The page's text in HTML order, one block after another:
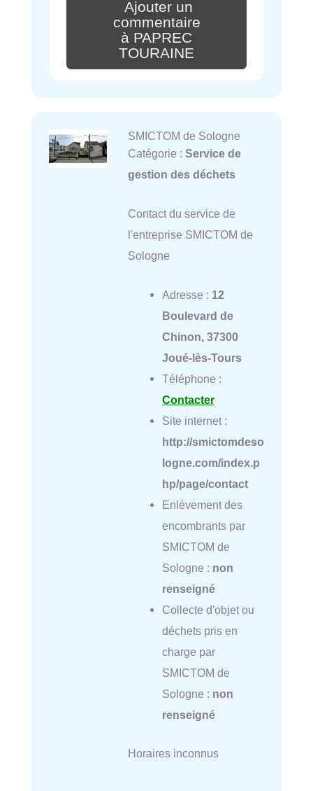
Ajouter un
commentaire
à PAPREC
TOURAINE
SMICTOM de Sologne
Catégorie : Service de
gestion des déchets
Contact du service de
l'entreprise SMICTOM de
Sologne
Adresse : 12
Boulevard de
Chinon, 37300
Joué-lès-Tours
Téléphone :
Contacter
Site internet :
http://smictomdeso
logne.com/index.p
hp/page/contact
Enlèvement des
encombrants par
SMICTOM de
Sologne : non
renseigné
Collecte d'objet ou
déchets pris en
charge par
SMICTOM de
Sologne : non
renseigné
Horaires inconnus